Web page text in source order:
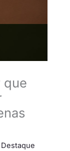
que
Destaque